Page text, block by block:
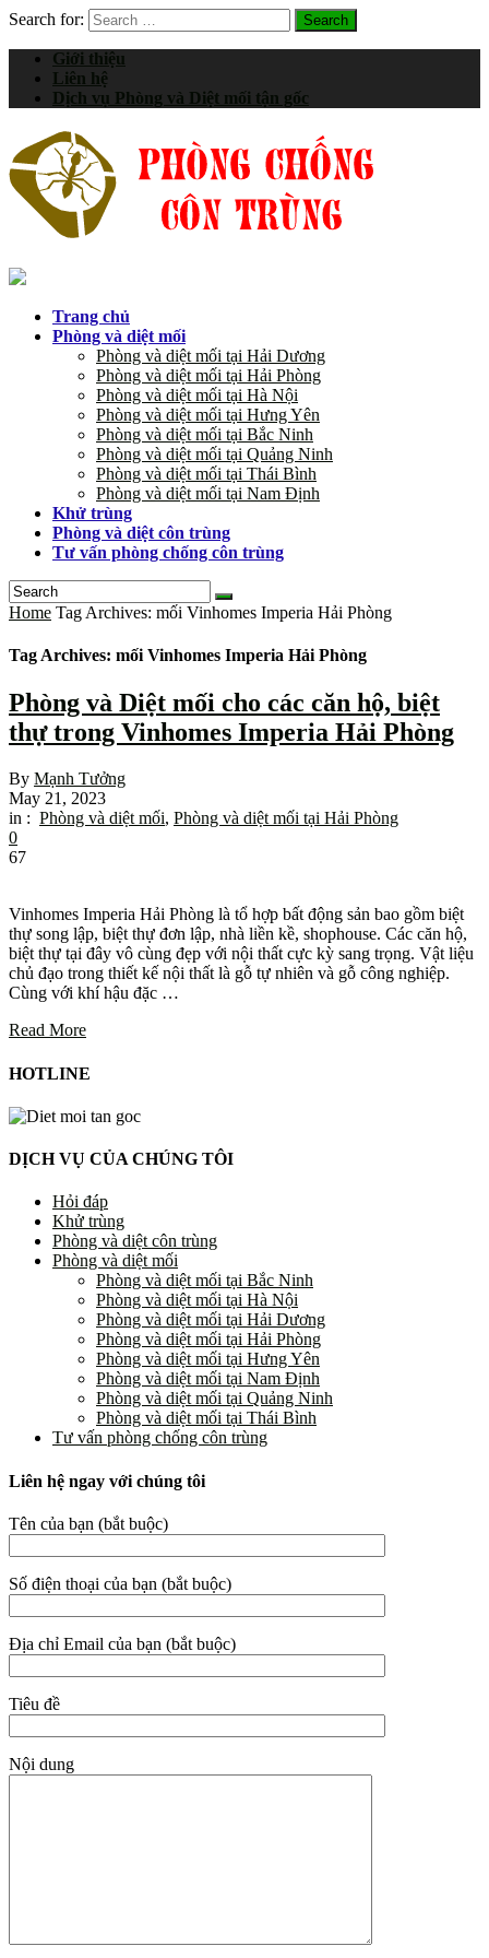
Search for:
Giới thiệu
Liên hệ
Dịch vụ Phòng và Diệt mối tận gốc
Trang chủ
Phòng và diệt mối
Phòng và diệt mối tại Hải Dương
Phòng và diệt mối tại Hải Phòng
Phòng và diệt mối tại Hà Nội
Phòng và diệt mối tại Hưng Yên
Phòng và diệt mối tại Bắc Ninh
Phòng và diệt mối tại Quảng Ninh
Phòng và diệt mối tại Thái Bình
Phòng và diệt mối tại Nam Định
Khử trùng
Phòng và diệt côn trùng
Tư vấn phòng chống côn trùng
Home Tag Archives: mối Vinhomes Imperia Hải Phòng
Tag Archives: mối Vinhomes Imperia Hải Phòng
Phòng và Diệt mối cho các căn hộ, biệt
thự trong Vinhomes Imperia Hải Phòng
By Mạnh Tưởng
May 21, 2023
in : Phòng và diệt mối, Phòng và diệt mối tại Hải Phòng
0
67
Vinhomes Imperia Hải Phòng là tổ hợp bất động sản bao gồm biệt
thự song lập, biệt thự đơn lập, nhà liền kề, shophouse. Các căn hộ,
biệt thự tại đây vô cùng đẹp với nội thất cực kỳ sang trọng. Vật liệu
chủ đạo trong thiết kế nội thất là gỗ tự nhiên và gỗ công nghiệp.
Cùng với khí hậu đặc …
Read More
HOTLINE
DỊCH VỤ CỦA CHÚNG TÔI
Hỏi đáp
Khử trùng
Phòng và diệt côn trùng
Phòng và diệt mối
Phòng và diệt mối tại Bắc Ninh
Phòng và diệt mối tại Hà Nội
Phòng và diệt mối tại Hải Dương
Phòng và diệt mối tại Hải Phòng
Phòng và diệt mối tại Hưng Yên
Phòng và diệt mối tại Nam Định
Phòng và diệt mối tại Quảng Ninh
Phòng và diệt mối tại Thái Bình
Tư vấn phòng chống côn trùng
Liên hệ ngay với chúng tôi
Tên của bạn (bắt buộc)
Số điện thoại của bạn (bắt buộc)
Địa chỉ Email của bạn (bắt buộc)
Tiêu đề
Nội dung